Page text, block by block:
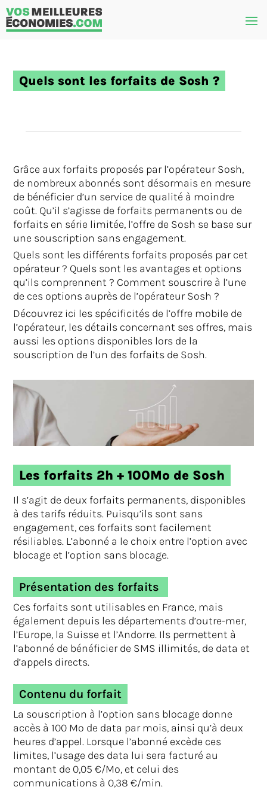
Quels sont les forfaits de Sosh ?
Grâce aux forfaits proposés par l’opérateur Sosh,
de nombreux abonnés sont désormais en mesure
de bénéficier d’un service de qualité à moindre
coût. Qu’il s’agisse de forfaits permanents ou de
forfaits en série limitée, l’offre de Sosh se base sur
une souscription sans engagement.
Quels sont les différents forfaits proposés par cet
opérateur ? Quels sont les avantages et options
qu’ils comprennent ? Comment souscrire à l’une
de ces options auprès de l’opérateur Sosh ?
Découvrez ici les spécificités de l’offre mobile de
l’opérateur, les détails concernant ses offres, mais
aussi les options disponibles lors de la
souscription de l’un des forfaits de Sosh.
Les forfaits 2h + 100Mo de Sosh
Il s’agit de deux forfaits permanents, disponibles
à des tarifs réduits. Puisqu’ils sont sans
engagement, ces forfaits sont facilement
résiliables. L’abonné a le choix entre l’option avec
blocage et l’option sans blocage.
Présentation des forfaits
Ces forfaits sont utilisables en France, mais
également depuis les départements d’outre-mer,
l’Europe, la Suisse et l’Andorre. Ils permettent à
l’abonné de bénéficier de SMS illimités, de data et
d’appels directs.
Contenu du forfait
La souscription à l’option sans blocage donne
accès à 100 Mo de data par mois, ainsi qu’à deux
heures d’appel. Lorsque l’abonné excède ces
limites, l’usage des data lui sera facturé au
montant de 0,05 €/Mo, et celui des
communications à 0,38 €/min.